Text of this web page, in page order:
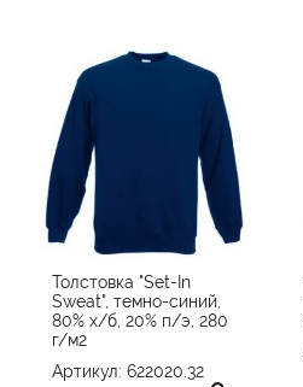
Толстовка "Set-In
Sweat", темно-синий,
80% х/б, 20% п/э, 280
г/м2
Артикул: 622020.32